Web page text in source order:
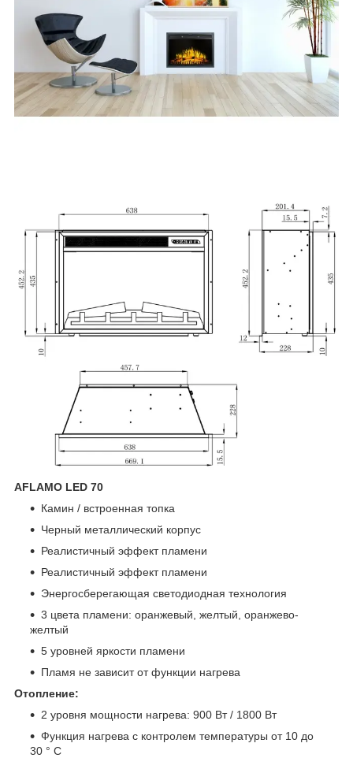
AFLAMO LED 70
Камин / встроенная топка
Черный металлический корпус
Реалистичный эффект пламени
Реалистичный эффект пламени
Энергосберегающая светодиодная технология
3 цвета пламени: оранжевый, желтый, оранжево-
желтый
5 уровней яркости пламени
Пламя не зависит от функции нагрева
Отопление:
2 уровня мощности нагрева: 900 Вт / 1800 Вт
Функция нагрева с контролем температуры от 10 до
30 ° C